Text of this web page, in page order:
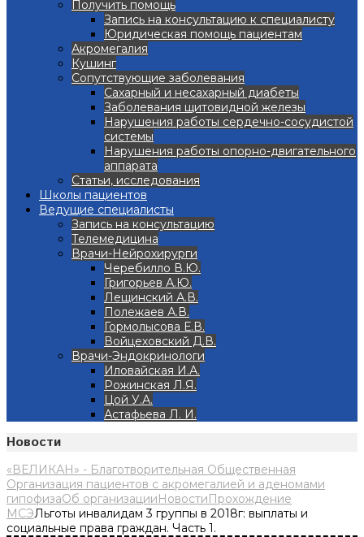
Получить помощь
Запись на консультацию к специалисту
Юридическая помощь пациентам
Акромегалия
Кушинг
Сопутствующие заболевания
Сахарный и несахарный диабеты
Заболевания щитовидной железы
Нарушения работы сердечно-сосудистой
системы
Нарушения работы опорно-двигательного
аппарата
Статьи, исследования
Школы пациентов
Ведущие специалисты
Запись на консультацию
Телемедицина
Врачи-Нейрохирурги
Черебилло В.Ю.
Григорьев А.Ю.
Лещинский А.В.
Полежаев А.В.
Гормолысова Е.В.
Войцеховский Д.В.
Врачи-Эндокринологи
Иловайская И.А.
Рожинская Л.Я.
Цой У.А.
Астафьева Л. И.
Новости
«ВЕЛИКАН» - Благотворительная Общественная
Организация пациентов с акромегалией и аденомами
гипофизаОб организацииНовостиПрохождение
МСЭЛьготы инвалидам 3 группы в 2018г: выплаты и
социальные права граждан. Часть 1.